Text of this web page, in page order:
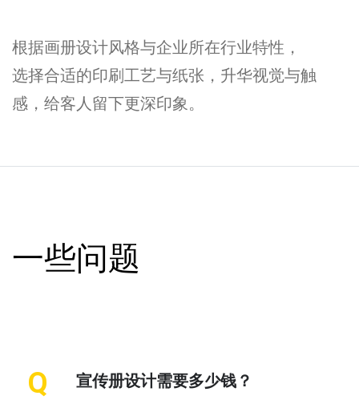
根据画册设计风格与企业所在行业特性，
选择合适的印刷工艺与纸张，升华视觉与触
感，给客人留下更深印象。
一些问题
Q 宣传册设计需要多少钱？